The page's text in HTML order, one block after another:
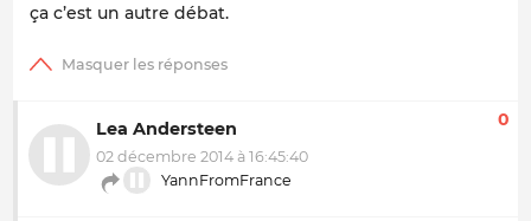
ça c’est un autre débat.
Lea Andersteen
02 décembre 2014 à 16:45:40
YannFromFrance
0